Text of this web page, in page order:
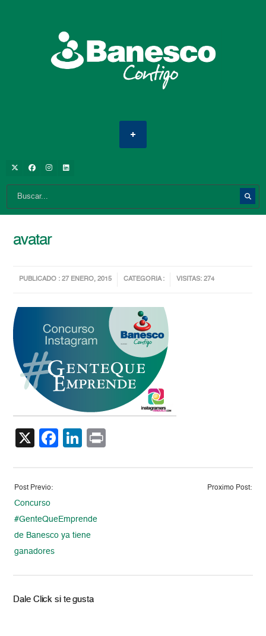
avatar
PUBLICADO : 27 ENERO, 2015 CATEGORIA : VISITAS: 274
X Facebook
LinkedIn
Post Previo:
Concurso
#GenteQueEmprende
de Banesco ya tiene
ganadores
Proximo Post:
Dale Click si te gusta